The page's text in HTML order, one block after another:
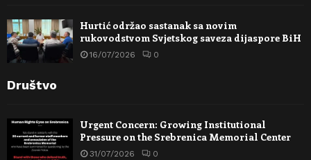
Hurtić održao sastanak sa novim
rukovodstvom Svjetskog saveza dijaspore BiH
16/07/2026 0
Društvo
Urgent Concern: Growing Institutional
Pressure on the Srebrenica Memorial Center
31/07/2026 0